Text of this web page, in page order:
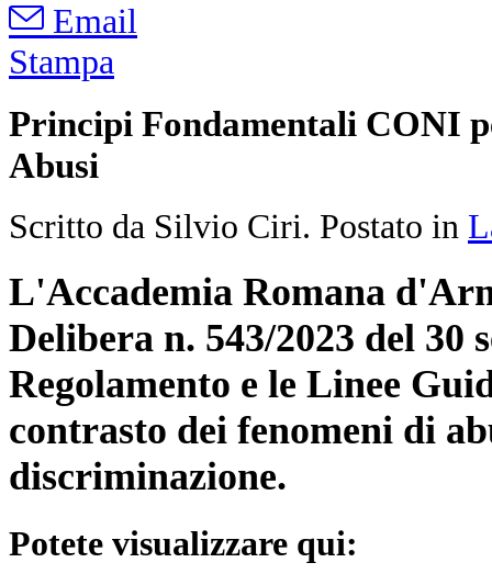
Email
Stampa
Principi Fondamentali CONI
Abusi
Scritto da Silvio Ciri. Postato in
L'Accademia Romana
Delibera n. 543/2023 del 30
Regolamento e le Linee
contrasto dei fenomeni di
discriminazione.
Potete visualizzare qui: